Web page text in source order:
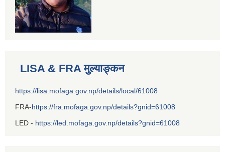
LISA & FRA मुल्याङ्कन
https://lisa.mofaga.gov.np/details/local/61008
FRA-https://fra.mofaga.gov.np/details?gnid=61008
LED - https://led.mofaga.gov.np/details?gnid=61008